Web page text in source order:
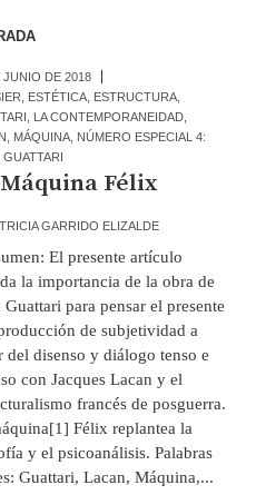
JUNIO DE 2018
ESTÉTICA ESTRUCTURA
LA CONTEMPORANEIDAD
MÁQUINA NÚMERO ESPECIAL 4:
GUATTARI
Félix
GARRIDO ELIZALDE
El presente artículo
la importancia de la obra de
para pensar el presente
de subjetividad a
del disenso y diálogo tenso e
con Jacques Lacan y el
francés de posguerra.
Félix replantea la
y el psicoanálisis. Palabras
Guattari, Lacan, Máquina,...